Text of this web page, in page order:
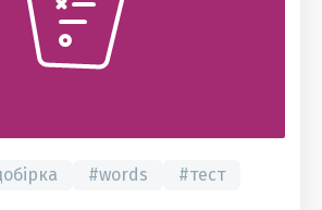
#words #тест